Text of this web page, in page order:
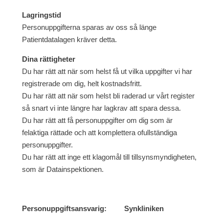
Lagringstid
Personuppgifterna sparas av oss så länge
Patientdatalagen kräver detta.
Dina rättigheter
Du har rätt att när som helst få ut vilka uppgifter vi har
registrerade om dig, helt kostnadsfritt.
Du har rätt att när som helst bli raderad ur vårt register
så snart vi inte längre har lagkrav att spara dessa.
Du har rätt att få personuppgifter om dig som är
felaktiga rättade och att komplettera ofullständiga
personuppgifter.
Du har rätt att inge ett klagomål till tillsynsmyndigheten,
som är Datainspektionen.
Personuppgiftsansvarig: Synkliniken